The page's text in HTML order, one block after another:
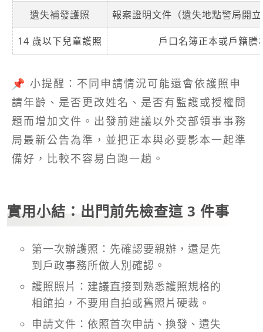
遺失補發護照 報案證明文件（遺失地點警局開
14 歲以下兒童護照 戶口名簿正本或戶籍
📌 小提醒：不同申請情況可能還會依護照申
請年齡、是否更改姓名、是否有監護或授權問
題而增加文件。出發前建議以外交部領事事務
局最新公告為準，並把正本與必要影本一起準
備好，比較不容易白跑一趟。
實用小結：出門前先檢查這 3 件事
第一次辦護照：先確認要親辦，還是先
到戶政事務所做人別確認。
護照照片：建議直接到熟悉護照規格的
相館拍，不要用自拍或舊照片硬裁。
申請文件：依照首次申請、換發、遺失